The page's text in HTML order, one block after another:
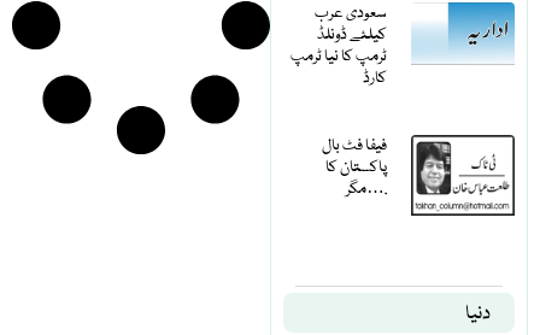
سعودی عرب
کیلئے ڈونلڈ
ٹرمپ کا نیا ٹرمپ
کارڈ
فیفا فٹ بال
پاکستان کا
مگر….
دنیا